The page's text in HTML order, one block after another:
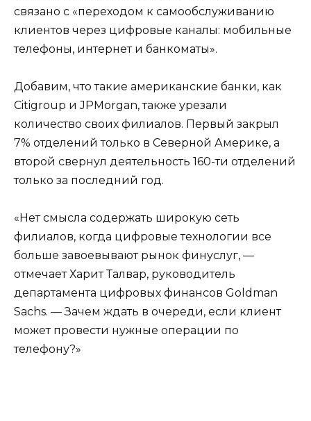
связано с «переходом к самообслуживанию
клиентов через цифровые каналы: мобильные
телефоны, интернет и банкоматы».
Добавим, что такие американские банки, как
Citigroup и JPMorgan, также урезали
количество своих филиалов. Первый закрыл
7% отделений только в Северной Америке, а
второй свернул деятельность 160-ти отделений
только за последний год.
«Нет смысла содержать широкую сеть
филиалов, когда цифровые технологии все
больше завоевывают рынок финуслуг, —
отмечает Харит Талвар, руководитель
департамента цифровых финансов Goldman
Sachs. — Зачем ждать в очереди, если клиент
может провести нужные операции по
телефону?»